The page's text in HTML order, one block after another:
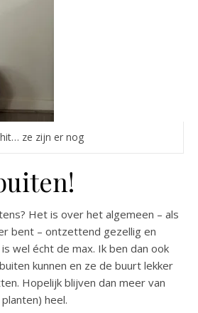
ze zijn er nog
Het is over het algemeen – als
bent – ontzettend gezellig en
wel écht de max. Ik ben dan ook
kunnen en ze de buurt lekker
Hopelijk blijven dan meer van
heel.